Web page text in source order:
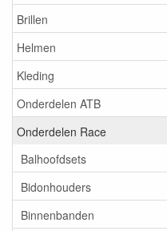
Brillen
Helmen
Kleding
Onderdelen ATB
Onderdelen Race
Balhoofdsets
Bidonhouders
Binnenbanden